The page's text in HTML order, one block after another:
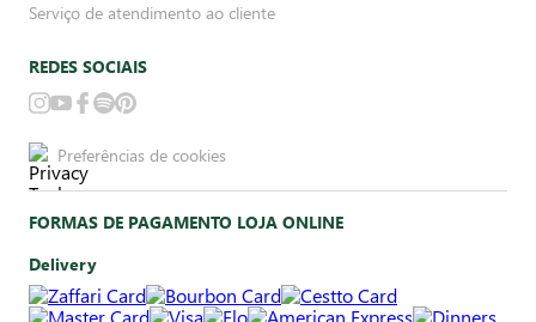
Serviço de atendimento ao cliente
REDES SOCIAIS
Preferências de cookies
FORMAS DE PAGAMENTO LOJA ONLINE
Delivery